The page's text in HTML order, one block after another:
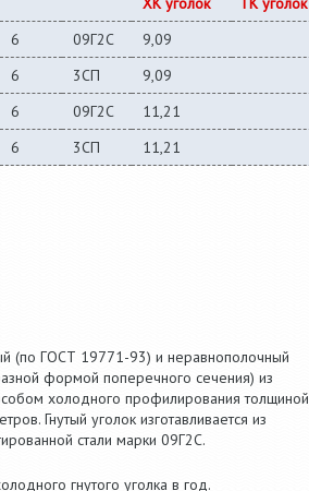
6 09Г2С
9,09
6 3СП
9,09
6 09Г2С
11,21
6 3СП 11,21
(по ГОСТ 19771-93) и неравнополочный
формой поперечного сечения) из
холодного профилирования толщиной
Гнутый уголок изготавливается из
стали марки 09Г2С.
гнутого уголка в год.